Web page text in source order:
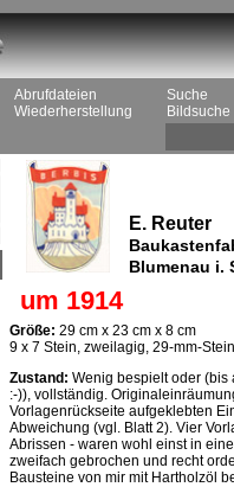
Abrufdateien
Wiederherstellung
Suche
Bildsuche
E. Reuter
Blumenau i.
um 1914
Größe: 29 cm x 23 cm x 8 cm
9 x 7 Stein, zweilagig, 29-mm-
Zustand: Wenig bespielt oder (bis
:-)), vollständig.
Vorlagenrückseite aufgeklebten
Abweichung (vgl. Blatt 2). Vier
Abrissen - waren wohl einst in
zweifach gebrochen und recht
Bausteine von mir mit Hartholzöl